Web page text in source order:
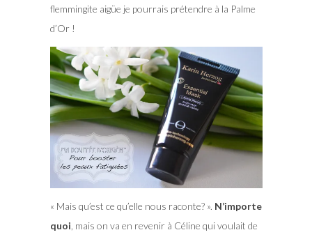
flemmingite aigüe je pourrais prétendre à la Palme
d’Or !
« Mais qu’est ce qu’elle nous raconte? ». N’importe
quoi , mais on va en revenir à Céline qui voulait de